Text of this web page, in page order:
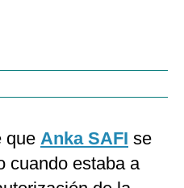
que Anka SAFI se
cuando estaba a